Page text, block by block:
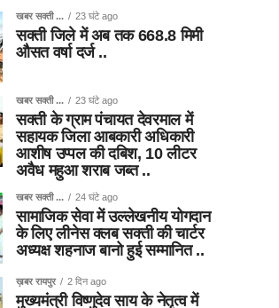
खबर सक्ती ... 23 घंटे ago
सक्ती जिले में अब तक 668.8 मिमी
औसत वर्षा दर्ज ..
खबर सक्ती ... 23 घंटे ago
सक्ती के ग्राम पंचायत देवरमाल में
सहायक जिला आबकारी अधिकारी
आशीष उप्पल की दबिश, 10 लीटर
अवैध महुआ शराब जब्त ..
खबर सक्ती ... 24 घंटे ago
सामाजिक सेवा में उल्लेखनीय योगदान
के लिए लीनेस क्लब सक्ती की चार्टर
अध्यक्ष शहनाज बानो हुई सम्मानित ..
ख़बर रायपुर 2 दिन ago
मुख्यमंत्री विष्णुदेव साय के नेतृत्व में